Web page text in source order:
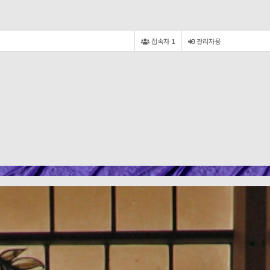
관리자용
접속자 1